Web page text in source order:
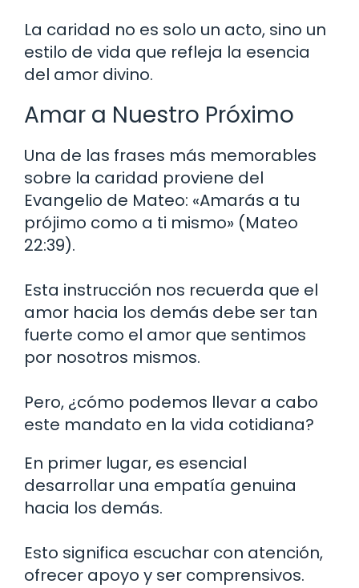
La caridad no es solo un acto, sino un
estilo de vida que refleja la esencia
del amor divino.
Amar a Nuestro Próximo
Una de las frases más memorables
sobre la caridad proviene del
Evangelio de Mateo: «Amarás a tu
prójimo como a ti mismo» (Mateo
22:39).
Esta instrucción nos recuerda que el
amor hacia los demás debe ser tan
fuerte como el amor que sentimos
por nosotros mismos.
Pero, ¿cómo podemos llevar a cabo
este mandato en la vida cotidiana?
En primer lugar, es esencial
desarrollar una empatía genuina
hacia los demás.
Esto significa escuchar con atención,
ofrecer apoyo y ser comprensivos.